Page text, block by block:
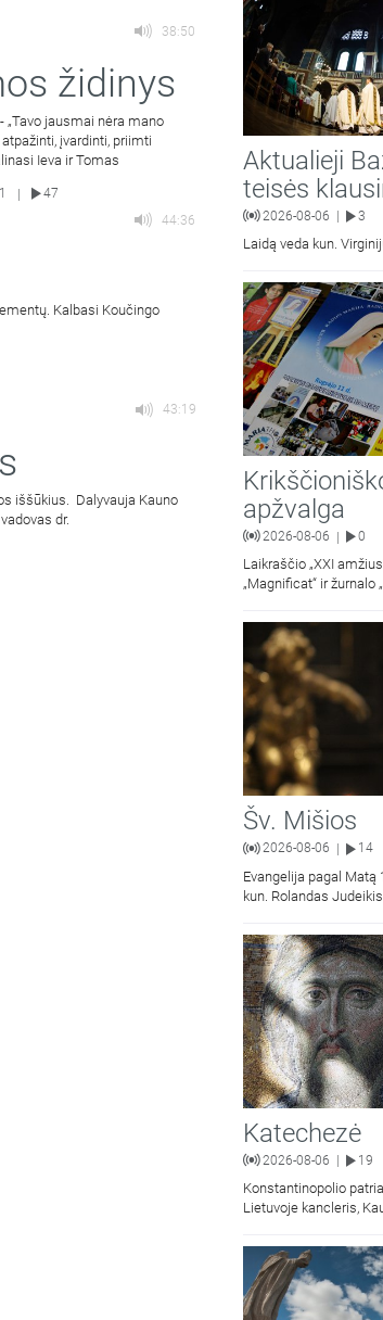
38:50
židinys
„Tavo jausmai nėra mano
atpažinti, įvardinti, priimti
Ieva ir Tomas
|
47
44:36
Kalbasi Koučingo
43:19
iššūkius. Dalyvauja Kauno
dr.
Aktualieji
teisės
2026-08-06 3
Laidą veda kun.
apžvalga
2026-08-06 | 0
Laikraščio „XXI
„Magnificat“ ir žurnalo
Šv. Mišios
2026-08-06 14
Evangelija pagal Matą
kun. Rolandas
Katechezė
2026-08-06 19
Konstantinopolio
Lietuvoje kancleris,
kunigas Vitalijus
Kristaus Atsimainymo